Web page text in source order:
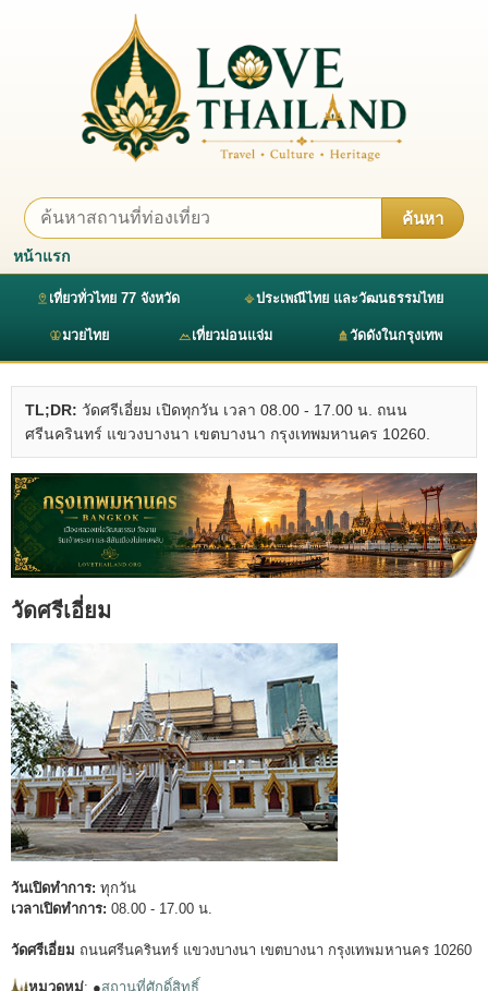
ค้นหา
หน้าแรก
เที่ยวทั่วไทย 77 จังหวัด ประเพณีไทย และวัฒนธรรมไทย
มวยไทย เที่ยวม่อนแจ่ม วัดดังในกรุงเทพ
TL;DR: วัดศรีเอี่ยม เปิดทุกวัน เวลา 08.00 - 17.00 น. ถนน
ศรีนครินทร์ แขวงบางนา เขตบางนา กรุงเทพมหานคร 10260.
วัดศรีเอี่ยม
วันเปิดทำการ: ทุกวัน
เวลาเปิดทำการ: 08.00 - 17.00 น.
วัดศรีเอี่ยม ถนนศรีนครินทร์ แขวงบางนา เขตบางนา กรุงเทพมหานคร 10260
หมวดหมู่: ●สถานที่ศักดิ์สิทธิ์